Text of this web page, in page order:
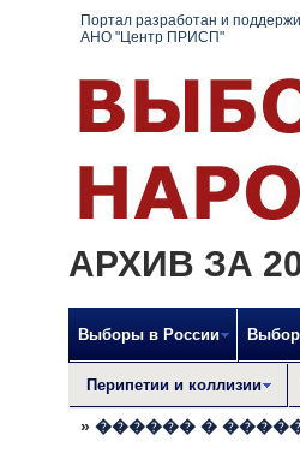
Портал разработан и
АНО "Центр ПРИСП"
АРХИВ ЗА
Выборы в России
Перипетии и коллизии
» ������ �